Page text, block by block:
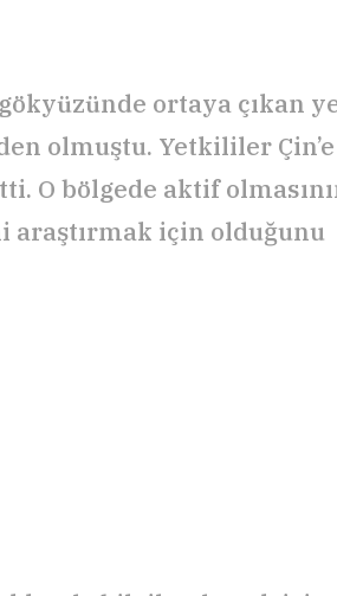
ortaya çıkan
olmuştu. Yetkililer
O bölgede aktif
araştırmak için olduğunu